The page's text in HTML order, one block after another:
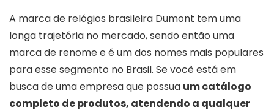
A marca de relógios brasileira Dumont tem uma
longa trajetória no mercado, sendo então uma
marca de renome e é um dos nomes mais populares
para esse segmento no Brasil. Se você está em
busca de uma empresa que possua um catálogo
completo de produtos, atendendo a qualquer